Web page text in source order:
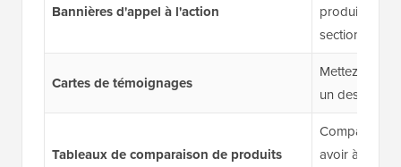
Bannières d'appel à l'action
produits ou
sections
Cartes de témoignages
Mettez en
un design
Tableaux de comparaison de produits
Comparez
avoir à